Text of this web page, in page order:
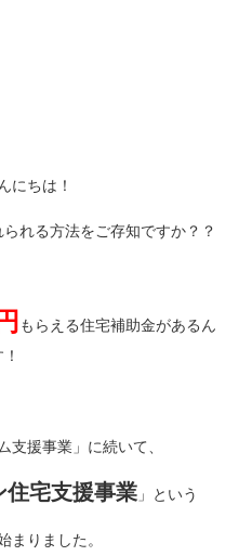
にちは！
れる方法をご存知ですか？？
もらえる住宅補助金があるん
支援事業」に続いて、
住宅支援事業 」という
まりました。